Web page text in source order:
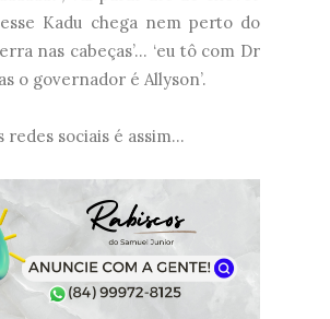
esse Kadu chega nem perto do
nas cabeças’... ‘eu tô com Dr
o governador é Allyson’.
redes sociais é assim...